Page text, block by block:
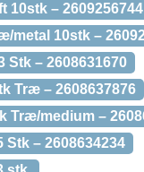
– 2609256744
metal 10stk –
Stk – 2608631670
Træ – 2608637876
Træ/medium –
– 2608634234